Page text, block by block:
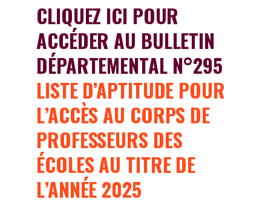
DOSSIERS
SITES
CIRCULAIRES
AUTRES
SITES UTILES
ARCHIVES
c
e
b
o
o
k
at
s
A
p
p
ai
l
p
y
Li
n
k
e
dI
n
g
er
CLIQUEZ ICI POUR
ACCÉDER AU BULLETIN
DÉPARTEMENTAL N°295
LISTE D’APTITUDE POUR
L’ACCÈS AU CORPS DE
PROFESSEURS DES
ÉCOLES AU TITRE DE
L’ANNÉE 2025